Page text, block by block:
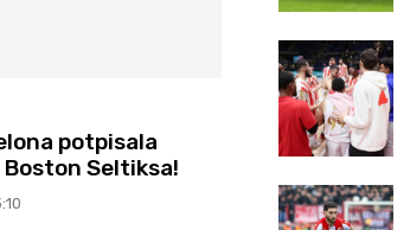
potpisala
Seltiksa!